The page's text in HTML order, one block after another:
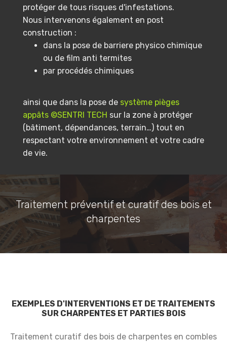
protéger de tous risques d'infestations.
Nous intervenons également en post
construction :
dans la pose de barriere physico chimique
ou de film anti termites
par procédés chimiques
ainsi que dans la pose de système pièges
appâts ©SENTRI TECH sur la zone à protéger
(bâtiment, dépendances, terrain…) tout en
respectant votre environnement et votre cadre
de vie.
Traitement préventif et curatif des bois et
charpentes
EXEMPLES D'INTERVENTIONS ET DE TRAITEMENTS
SUR CHARPENTES ET PARTIES BOIS
Traitement curatif des bois de charpentes en combles